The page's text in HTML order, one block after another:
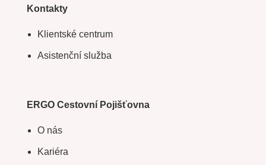
Kontakty
Klientské centrum
Asistenční služba
ERGO Cestovní Pojišťovna
O nás
Kariéra